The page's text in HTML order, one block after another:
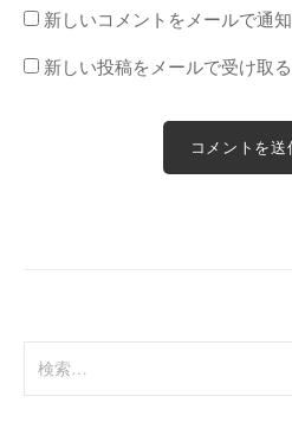
新しいコメントをメールで通知
新しい投稿をメールで受け取る
索: